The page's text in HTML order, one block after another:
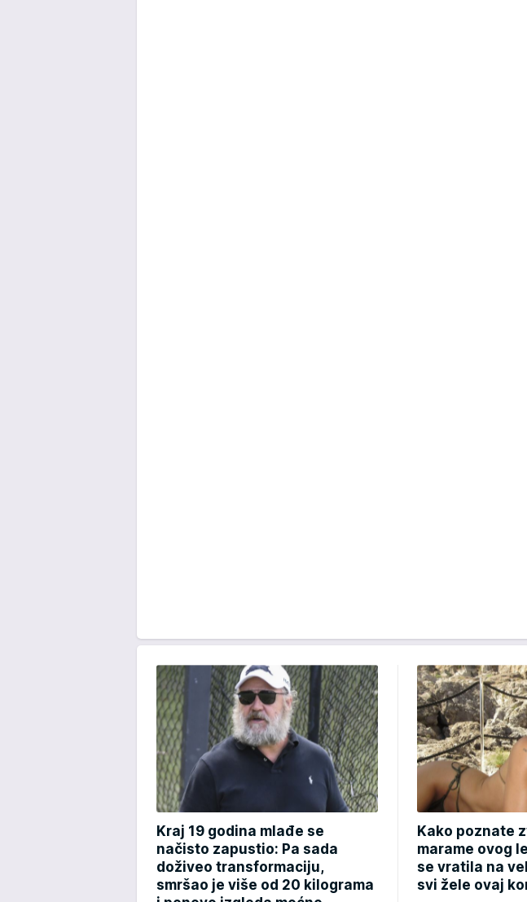
Kraj 19 godina mlađe se
načisto zapustio: Pa sada
doživeo transformaciju,
smršao je više od 20 kilograma
Kako poznate
marame ovog
se vratila na
svi žele ovaj